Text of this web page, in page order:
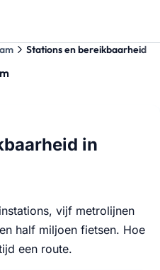
Stations en bereikbaarheid
in
vijf metrolijnen
half miljoen fietsen. Hoe
een route.